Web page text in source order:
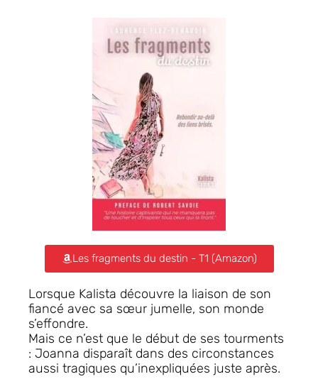
Les fragments du destin - T1 (Amazon)
Lorsque Kalista découvre la liaison de son
fiancé avec sa sœur jumelle, son monde
s’effondre.
Mais ce n’est que le début de ses tourments
: Joanna disparaît dans des circonstances
aussi tragiques qu’inexpliquées juste après.